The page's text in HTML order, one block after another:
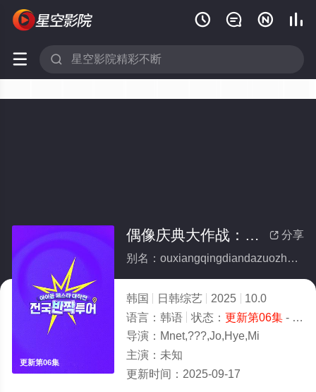
   
 
更新第06集
 分享
偶像庆典大作战：全国快闪巡演
别名：ouxiangqingdiandazuozhanquanguokuaishanxunyan
韩国 日韩综艺 2025
10.0
语言： 韩语 状态： 更新第06集- 免费在线观看
导演： Mnet,???,Jo,Hye,Mi
主演： 未知
更新时间： 2025-09-17